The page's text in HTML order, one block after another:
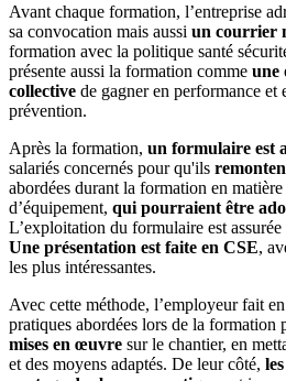
Avant chaque formation, l’entreprise
sa convocation mais aussi un courrier
formation avec la politique santé
présente aussi la formation comme une
collective de gagner en performance et
prévention.
Après la formation, un formulaire est
salariés concernés pour qu'ils
abordées durant la formation en
d’équipement, qui pourraient être
L’exploitation du formulaire est
Une présentation est faite en CSE,
les plus intéressantes.
Avec cette méthode, l’employeur fait
pratiques abordées lors de la formation
mises en œuvre sur le chantier, en
et des moyens adaptés. De leur côté,